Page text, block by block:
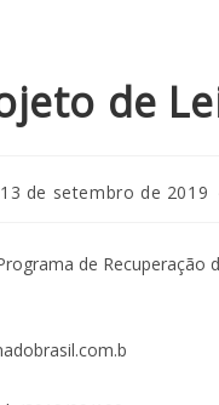
de
13 de setembro de 2019
de Recuperação